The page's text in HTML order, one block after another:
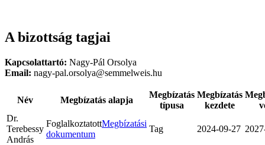
A bizottság tagjai
Kapcsolattartó: Nagy-Pál Orsolya
Email: nagy-pal.orsolya@semmelweis.hu
Név Megbízatás alapja
Megbízatás
típusa
Megbízatás
kezdete
Dr.
Terebessy
András
FoglalkoztatottMegbízatási
dokumentum
Tag 2024-09-27